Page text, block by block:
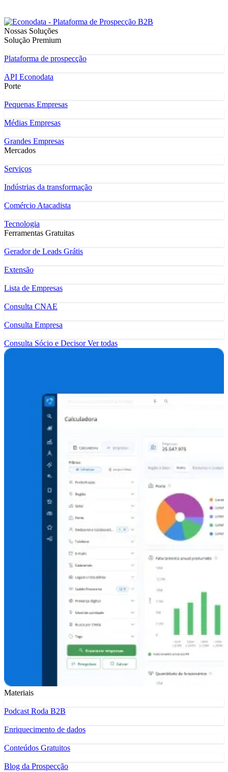
Nossas Soluções
Solução Premium
Plataforma de prospecção
API Econodata
Porte
Pequenas Empresas
Médias Empresas
Grandes Empresas
Mercados
Serviços
Indústrias da transformação
Comércio Atacadista
Tecnologia
Ferramentas Gratuitas
Gerador de Leads Grátis
Extensão
Lista de Empresas
Consulta CNAE
Consulta Empresa
Consulta Sócio e DecisorVer todas
Materiais
Podcast Roda B2B
Enriquecimento de dados
Conteúdos Gratuitos
Blog da Prospecção